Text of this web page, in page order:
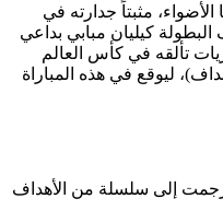
مثبتاً جدارته في
مبابي بداعي
في كأس العالم
(حيث سجل 4 أهداف)، ليوقع في هذه المباراة
سلسلة من الأهداف